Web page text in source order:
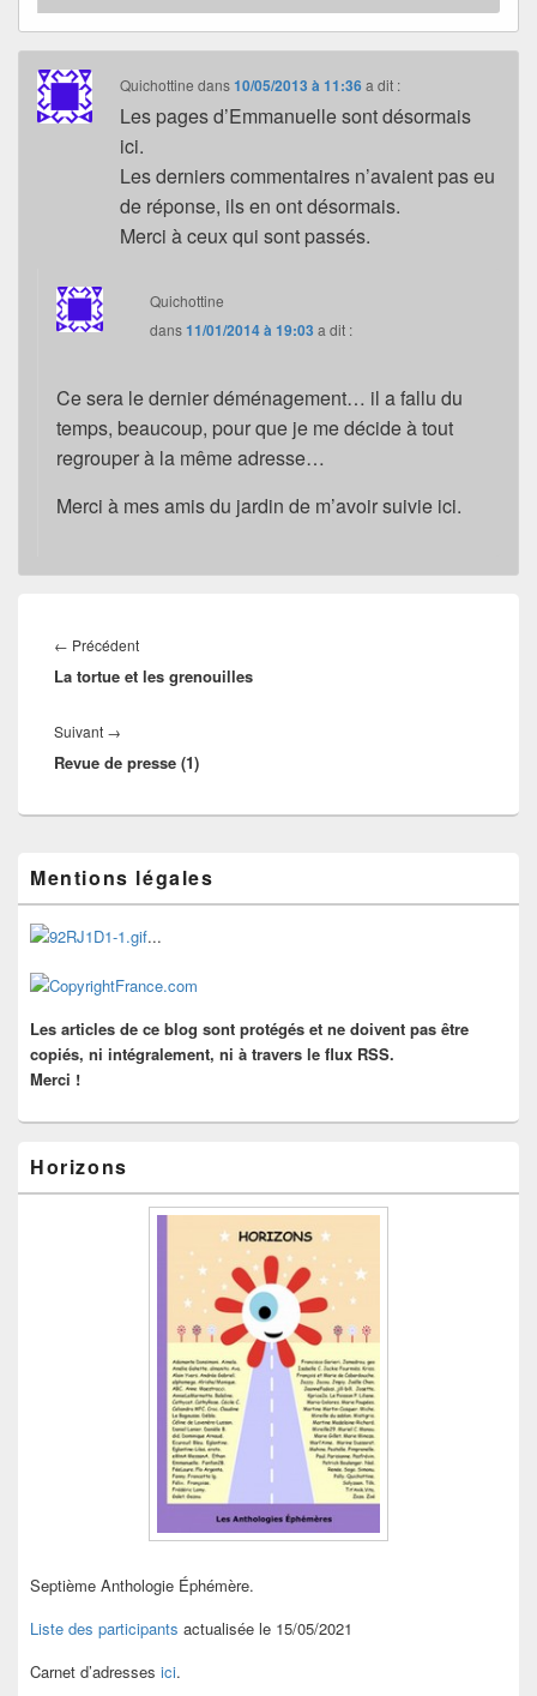
Quichottine dans10/05/2013 à 11:36 a dit :
Les pages d’Emmanuelle sont désormais
ici.
Les derniers commentaires n’avaient pas eu
de réponse, ils en ont désormais.
Merci à ceux qui sont passés.
Quichottine
dans11/01/2014 à 19:03 a dit :
Ce sera le dernier déménagement… il a fallu du
temps, beaucoup, pour que je me décide à tout
regrouper à la même adresse…
Merci à mes amis du jardin de m’avoir suivie ici.
de
l’article
← PrécédentArticle
précédent :
La tortue et les grenouilles
Suivant →
suivant :
Revue de presse (1)
principale
de
widget
pour
barre
Mentions légales
...
Les articles de ce blog sont protégés et ne doivent pas être
copiés, ni intégralement, ni à travers le flux RSS.
Merci !
Horizons
Septième Anthologie Éphémère.
Liste des participants actualisée le 15/05/2021
Carnet d’adresses ici.